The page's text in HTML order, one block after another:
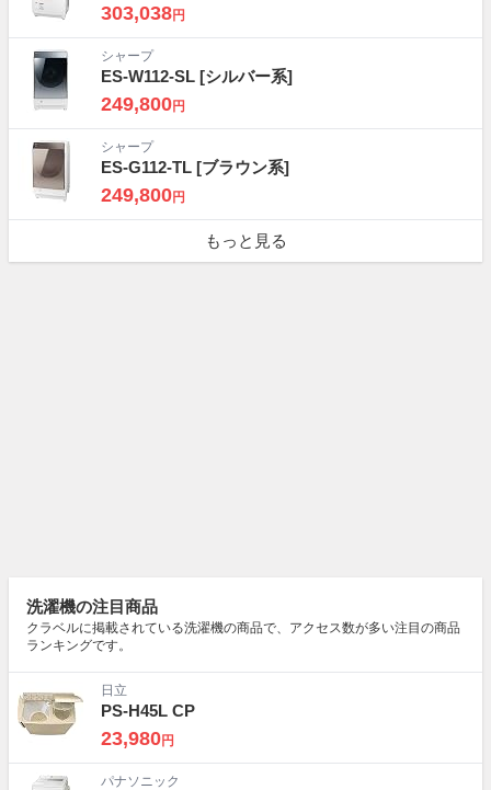
303,038円
シャープ
ES-W112-SL [シルバー系]
249,800円
シャープ
ES-G112-TL [ブラウン系]
249,800円
もっと見る
洗濯機の注目商品
クラベルに掲載されている洗濯機の商品で、アクセス数が多い注目の商品
ランキングです。
日立
PS-H45L CP
23,980円
パナソニック